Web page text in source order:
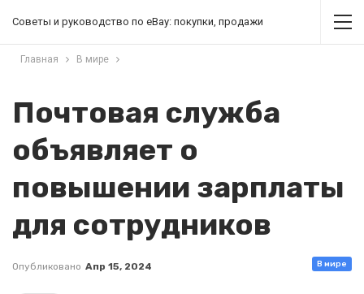
Советы и руководство по eBay: покупки, продажи
Главная В мире
Почтовая служба
объявляет о
повышении зарплаты
для сотрудников
В мире
Опубликовано Апр 15, 2024